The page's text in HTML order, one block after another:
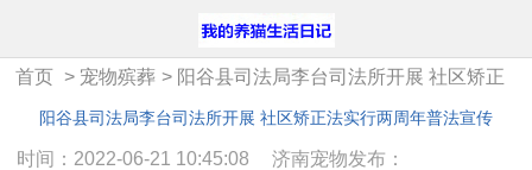
首页 > 宠物殡葬 > 阳谷县司法局李台司法所开展 社区矫正
法实行两周年普法宣传
阳谷县司法局李台司法所开展 社区矫正法实行两周年普法宣传
时间：2022-06-21 10:45:08 济南宠物发布：